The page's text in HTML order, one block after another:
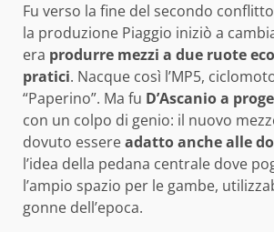
Fu verso la fine del secondo
la produzione Piaggio iniziò a
era produrre mezzi a due ruote
pratici. Nacque così l’MP5,
“Paperino”. Ma fu D’Ascanio a
con un colpo di genio: il nuovo
dovuto essereadatto anche alle
l’idea della pedana centrale dove
l’ampio spazio per le gambe,
gonne dell’epoca.